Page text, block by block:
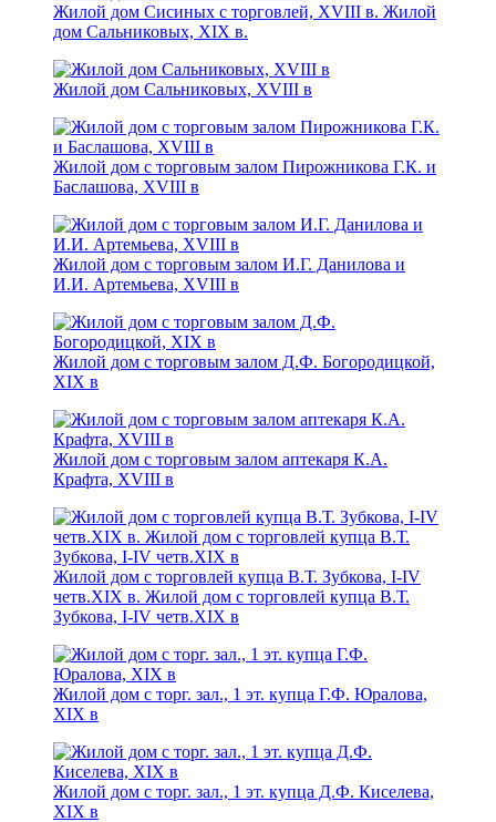
Жилой дом Сисиных с торговлей, XVIII в. Жилой
дом Сальниковых, XIX в.
Жилой дом Сальниковых, XVIII в
Жилой дом с торговым залом Пирожникова Г.К. и
Баслашова, ХVIII в
Жилой дом с торговым залом И.Г. Данилова и
И.И. Артемьева, XVIII в
Жилой дом с торговым залом Д.Ф. Богородицкой,
XIX в
Жилой дом с торговым залом аптекаря К.А.
Крафта, XVIII в
Жилой дом с торговлей купца В.Т. Зубкова, I-IV
четв.XIX в. Жилой дом с торговлей купца В.Т.
Зубкова, I-IV четв.XIX в
Жилой дом с торг. зал., 1 эт. купца Г.Ф. Юралова,
XIX в
Жилой дом с торг. зал., 1 эт. купца Д.Ф. Киселева,
XIX в